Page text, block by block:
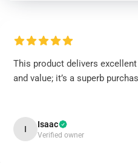
This product delivers
and value; it’s a superb
I Isaac
Verified owner